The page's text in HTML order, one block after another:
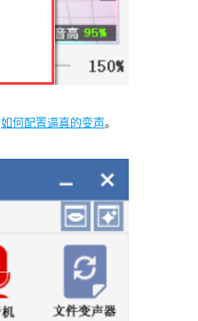
如何配置逼真的变声。